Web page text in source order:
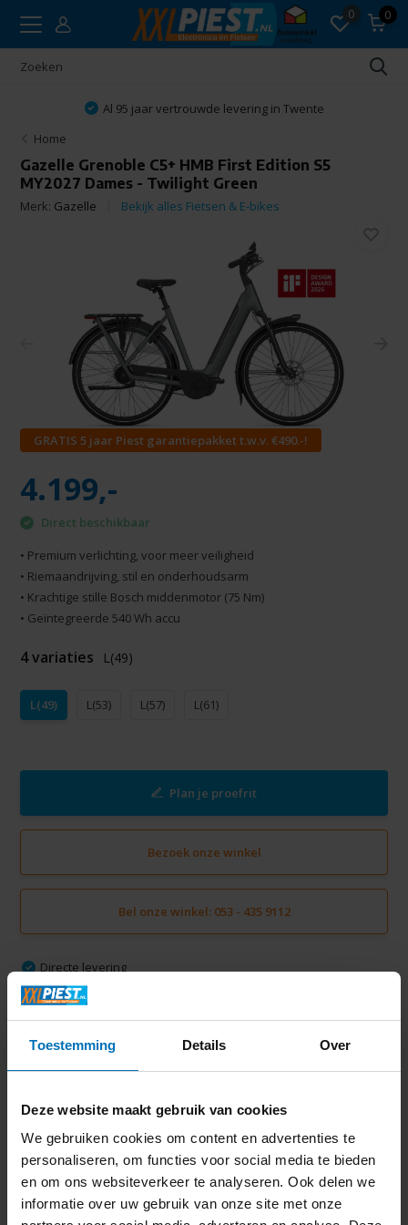
Toestemming Details Over
Deze website maakt gebruik van cookies
We gebruiken cookies om content en advertenties te
personaliseren, om functies voor social media te bieden
en om ons websiteverkeer te analyseren. Ook delen we
informatie over uw gebruik van onze site met onze
0 0
Al 95 jaar vertrouwde levering in Twente
Home
Gazelle Grenoble C5+ HMB First Edition S5
MY2027 Dames - Twilight Green
Merk: Gazelle Bekijk alles Fietsen & E-bikes
GRATIS 5 jaar Piest garantiepakket t.w.v. €490.-!
4.199,-
Direct beschikbaar
• Premium verlichting, voor meer veiligheid
• Riemaandrijving, stil en onderhoudsarm
• Krachtige stille Bosch middenmotor (75 Nm)
• Geïntegreerde 540 Wh accu
4 variaties L(49)
L(49) L(53) L(57) L(61)
Plan je proefrit
Bezoek onze winkel
Bel onze winkel: 053 - 435 9112
Directe levering
Gratis verzending vanaf € 50,-
Volledige thuisinstallatie mogelijk in Twente
Ruim 2000 m2 winkelplezier
Productomschrijving
Specificaties
Delen